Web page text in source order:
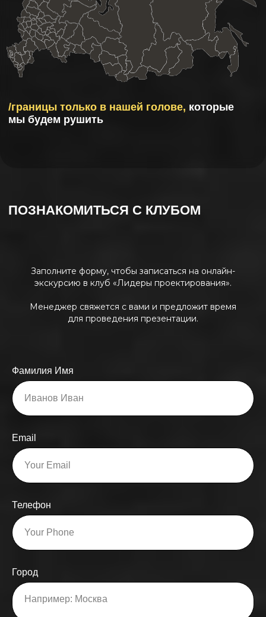
Заполните форму, чтобы записаться на онлайн-
экскурсию в клуб «Лидеры проектирования».
Менеджер свяжется с вами и предложит время
для проведения презентации.
Фамилия Имя
Email
Телефон
Город